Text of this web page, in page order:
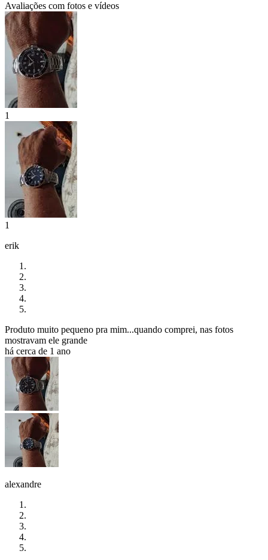
Avaliações com fotos e vídeos
1
1
erik
Produto muito pequeno pra mim...quando comprei, nas fotos
mostravam ele grande
há cerca de 1 ano
alexandre